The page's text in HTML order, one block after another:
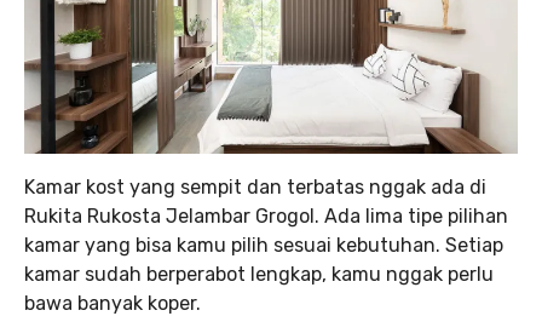
Kamar kost yang sempit dan terbatas nggak ada di
Rukita Rukosta Jelambar Grogol. Ada lima tipe pilihan
kamar yang bisa kamu pilih sesuai kebutuhan. Setiap
kamar sudah berperabot lengkap, kamu nggak perlu
bawa banyak koper.